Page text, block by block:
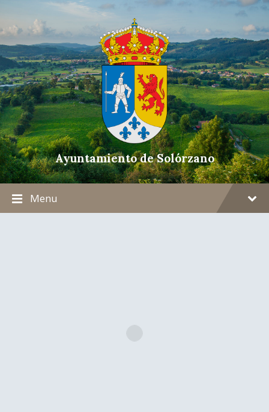
Ayuntamiento de Solórzano
Menu